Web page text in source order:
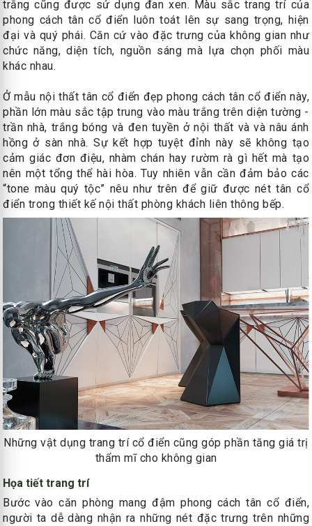
trắng cũng được sử dụng đan xen. Màu sắc trang trí của
phong cách tân cổ điển luôn toát lên sự sang trọng, hiện
đại và quý phái. Căn cứ vào đặc trưng của không gian như
chức năng, diện tích, nguồn sáng mà lựa chọn phối màu
khác nhau.
Ở mẫu nội thất tân cổ điển đẹp phong cách tân cổ điển này,
phần lớn màu sắc tập trung vào màu trắng trên diện tường -
trần nhà, trắng bóng và đen tuyền ở nội thất và và nâu ánh
hồng ở sàn nhà. Sự kết hợp tuyệt đỉnh này sẽ không tạo
cảm giác đơn điệu, nhàm chán hay rườm rà gì hết mà tạo
nên một tổng thể hài hòa. Tuy nhiên vẫn cần đảm bảo các
“tone màu quý tộc” nêu như trên để giữ được nét tân cổ
điển trong thiết kế nội thất phòng khách liên thông bếp.
Những vật dụng trang trí cổ điển cũng góp phần tăng giá trị
thẩm mĩ cho không gian
Họa tiết trang trí
Bước vào căn phòng mang đậm phong cách tân cổ điển,
người ta dễ dàng nhận ra những nét đặc trưng trên những